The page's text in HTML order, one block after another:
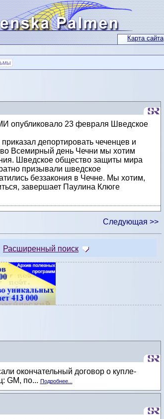
Карта сайта
опубликовало 23 февраля Шведское
депортировать чеченцев и
Всемирный день Чечни мы хотим
Шведское общество защиты мира
призывали шведское
беззакония в Чечне. Мы хотим,
завершает Паулина Клюге
Следующая >>
Расширенный поиск
окончательный договор о купле-
GM, по... Подробнее...